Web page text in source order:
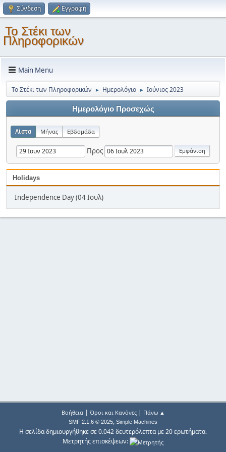
Σύνδεση Εγγραφή
Το Στέκι των
Πληροφορικών
Main Menu
Το Στέκι των Πληροφορικών ► Ημερολόγιο ► Ιούνιος 2023
Ημερολόγιο Προσεχώς
Λίστα Μήνας Εβδομάδα
Προς
Holidays
Independence Day (04 Ιουλ)
Βοήθεια| Όροι και Κανόνες| Πάνω ▲
SMF 2.1.6 © 2025, Simple Machines
Η σελίδα δημιουργήθηκε σε 0.042 δευτερόλεπτα με 20 ερωτήματα.
Μετρητής επισκέψεων: